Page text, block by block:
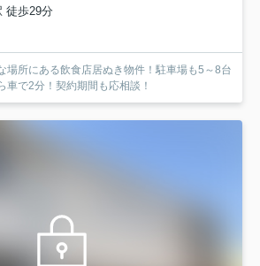
徒歩29分
場所にある飲食店居ぬき物件！駐車場も5～8台
車で2分！契約期間も応相談！